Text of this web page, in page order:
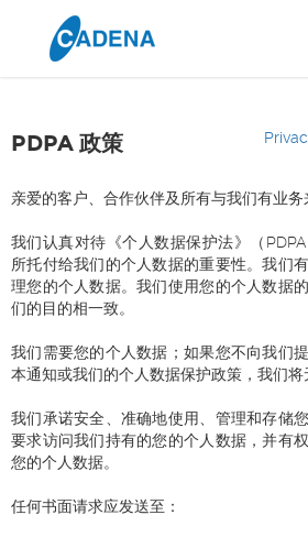
PDPA 政策
亲爱的客户、合作伙伴及所有与我们有业务
我们认真对待《个人数据保护法》（
所托付给我们的个人数据的重要性。我们
理您的个人数据。我们使用您的个人数据
们的目的相一致。
我们需要您的个人数据；如果您不向我们
本通知或我们的个人数据保护政策，我们将
我们承诺安全、准确地使用、管理和存储
要求访问我们持有的您的个人数据，并有
您的个人数据。
任何书面请求应发送至：